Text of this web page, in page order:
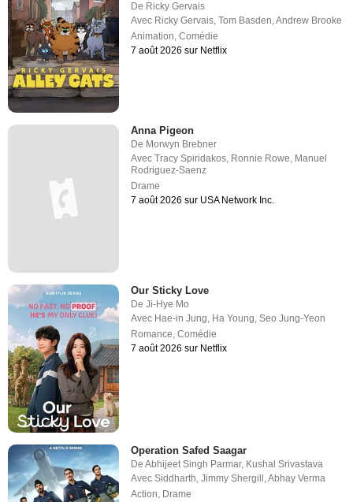
De Ricky Gervais
Avec Ricky Gervais,Tom Basden,Andrew Brooke
Animation,Comédie
7 août 2026 sur Netflix
Anna Pigeon
De Morwyn Brebner
AvecTracy Spiridakos Ronnie Rowe Manuel
Rodriguez-Saenz
Drame
7 août 2026 sur USA Network Inc.
Our Sticky Love
DeJi-Hye Mo
Avec Hae-in Jung, Ha Young,Seo Jung-Yeon
Romance,Comédie
7 août 2026 sur Netflix
Operation Safed Saagar
DeAbhijeet Singh Parmar, Kushal Srivastava
AvecSiddharth,Jimmy Shergill ,Abhay Verma
Action, Drame